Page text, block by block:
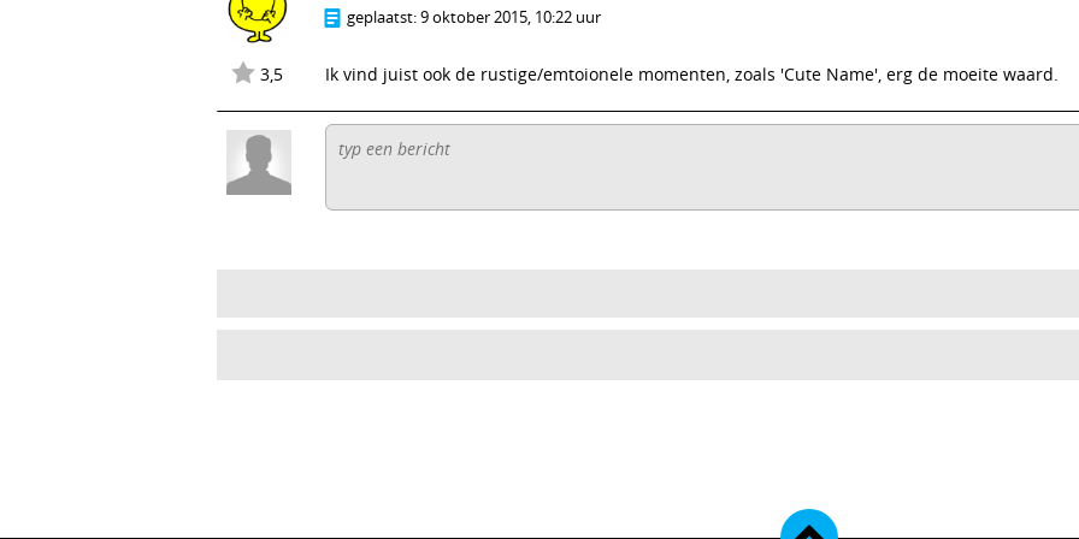
3,5
geplaatst:9 oktober 2015, 10:22 uur
Ik vind juist ook de rustige/emtoionele momenten, zoals 'Cute Name', erg de moeite waard.